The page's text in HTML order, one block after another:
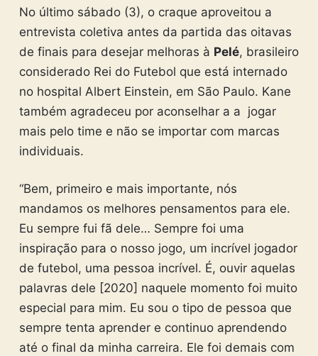
No último sábado (3), o craque aproveitou a
entrevista coletiva antes da partida das oitavas
de finais para desejar melhoras à Pelé, brasileiro
considerado Rei do Futebol que está internado
no hospital Albert Einstein, em São Paulo. Kane
também agradeceu por aconselhar a a jogar
mais pelo time e não se importar com marcas
individuais.
“Bem, primeiro e mais importante, nós
mandamos os melhores pensamentos para ele.
Eu sempre fui fã dele… Sempre foi uma
inspiração para o nosso jogo, um incrível jogador
de futebol, uma pessoa incrível. É, ouvir aquelas
palavras dele [2020] naquele momento foi muito
especial para mim. Eu sou o tipo de pessoa que
sempre tenta aprender e continuo aprendendo
até o final da minha carreira. Ele foi demais com